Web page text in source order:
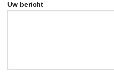
Uw bericht